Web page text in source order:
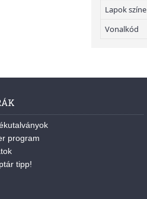
Lapok színe
Vonalkód
program
tipp!